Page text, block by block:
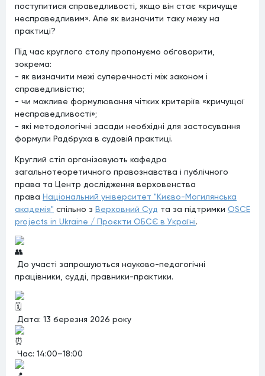
поступитися справедливості, якщо він стає «кричуще
несправедливим». Але як визначити таку межу на
практиці?
Під час круглого столу пропонуємо обговорити,
зокрема:
- як визначити межі суперечності між законом і
справедливістю;
- чи можливе формулювання чітких критеріїв «кричущої
несправедливості»;
- які методологічні засади необхідні для застосування
формули Радбруха в судовій практиці.
Круглий стіл організовують кафедра
загальнотеоретичного правознавства і публічного
права та Центр дослідження верховенства
права Національний університет "Києво-Могилянська
академія" спільно з Верховний Суд та за підтримки OSCE
projects in Ukraine / Проєкти ОБСЄ в Україні.
До участі запрошуються науково-педагогічні
працівники, судді, правники-практики.
Дата: 13 березня 2026 року
Час: 14:00–18:00